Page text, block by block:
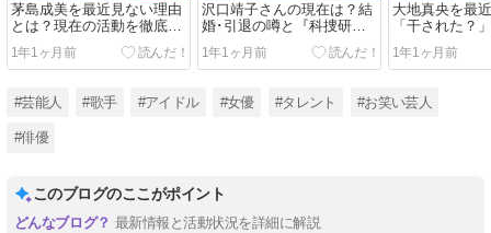
茅島成美を最近見ない理由
とは？現在の活動を徹底調
査！
1年1ヶ月前
沢口靖子さんの現在は？結
婚･引退の噂と『科捜研の
女』終了の影響
1年1ヶ月前
大地真央を最
「干された？
理由とアイフ
報！
1年1ヶ月前
#芸能人 #歌手 #アイドル #女優 #タレント #お笑い芸人
#俳優
このブログのここがポイント
最新情報と活動状況を詳細に解説